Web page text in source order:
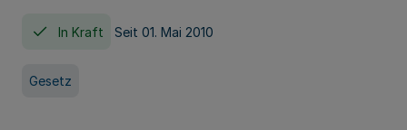
In Kraft Seit 01. Mai 2010
Gesetz